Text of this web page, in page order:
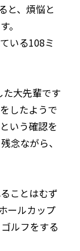
と、煩悩と
。
いる108ミ
大先輩です
したようで
いう確認を
念ながら、
ことはむず
ールカップ
ルフをする